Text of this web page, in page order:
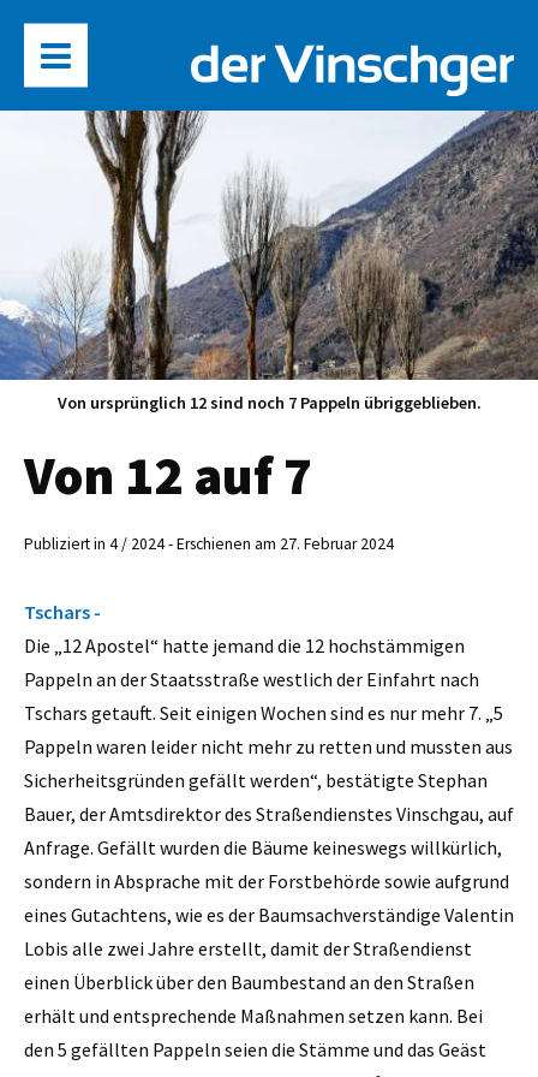
Von ursprünglich 12 sind noch 7 Pappeln übriggeblieben.
Von 12 auf 7
Publiziert in 4 / 2024 - Erschienen am 27. Februar 2024
Tschars -
Die „12 Apostel“ hatte jemand die 12 hochstämmigen
Pappeln an der Staatsstraße westlich der Einfahrt nach
Tschars getauft. Seit einigen Wochen sind es nur mehr 7. „5
Pappeln waren leider nicht mehr zu retten und mussten aus
Sicherheitsgründen gefällt werden“, bestätigte Stephan
Bauer, der Amtsdirektor des Straßendienstes Vinschgau, auf
Anfrage. Gefällt wurden die Bäume keineswegs willkürlich,
sondern in Absprache mit der Forstbehörde sowie aufgrund
eines Gutachtens, wie es der Baumsachverständige Valentin
Lobis alle zwei Jahre erstellt, damit der Straßendienst
einen Überblick über den Baumbestand an den Straßen
erhält und entsprechende Maßnahmen setzen kann. Bei
den 5 gefällten Pappeln seien die Stämme und das Geäst